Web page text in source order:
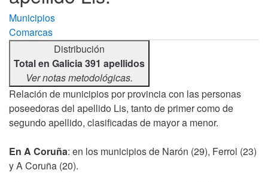
Municipios
Comarcas
Distribución
Total en Galicia 391 apellidos
Ver notas metodológicas.
Relación de municipios por provincia con las personas
poseedoras del apellido Lis, tanto de primer como de
segundo apellido, clasificadas de mayor a menor.
En A Coruña: en los municipios de Narón (29), Ferrol (23)
y A Coruña (20).